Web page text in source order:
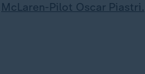
McLaren-Pilot Oscar Piastri.